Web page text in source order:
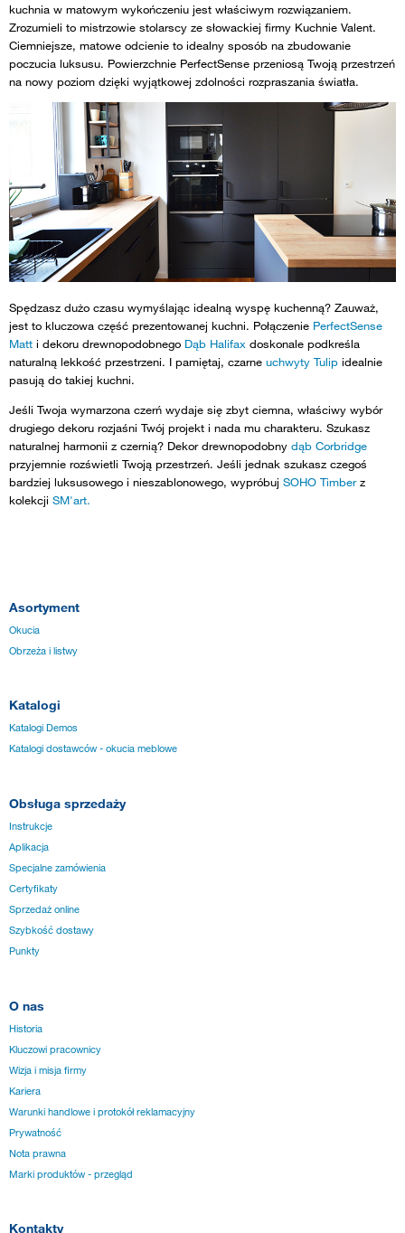
kuchnia w matowym wykończeniu jest właściwym rozwiązaniem.
Zrozumieli to mistrzowie stolarscy ze słowackiej firmy Kuchnie Valent.
Ciemniejsze, matowe odcienie to idealny sposób na zbudowanie
poczucia luksusu. Powierzchnie PerfectSense przeniosą Twoją przestrzeń
na nowy poziom dzięki wyjątkowej zdolności rozpraszania światła.
Spędzasz dużo czasu wymyślając idealną wyspę kuchenną? Zauważ,
jest to kluczowa część prezentowanej kuchni. Połączenie PerfectSense
Matt i dekoru drewnopodobnego Dąb Halifax doskonale podkreśla
naturalną lekkość przestrzeni. I pamiętaj, czarne uchwyty Tulip idealnie
pasują do takiej kuchni.
Jeśli Twoja wymarzona czerń wydaje się zbyt ciemna, właściwy wybór
drugiego dekoru rozjaśni Twój projekt i nada mu charakteru. Szukasz
naturalnej harmonii z czernią? Dekor drewnopodobny dąb Corbridge
przyjemnie rozświetli Twoją przestrzeń. Jeśli jednak szukasz czegoś
bardziej luksusowego i nieszablonowego, wypróbuj SOHO Timberz
kolekcji SM'art.
Asortyment
Okucia
Obrzeża i listwy
Katalogi
Katalogi Demos
Katalogi dostawców - okucia meblowe
Obsługa sprzedaży
Instrukcje
Aplikacja
Specjalne zamówienia
Certyfikaty
Sprzedaż online
Szybkość dostawy
Punkty
O nas
Historia
Kluczowi pracownicy
Wizja i misja firmy
Kariera
Warunki handlowe i protokół reklamacyjny
Prywatność
Nota prawna
Marki produktów - przegląd
Kontakty